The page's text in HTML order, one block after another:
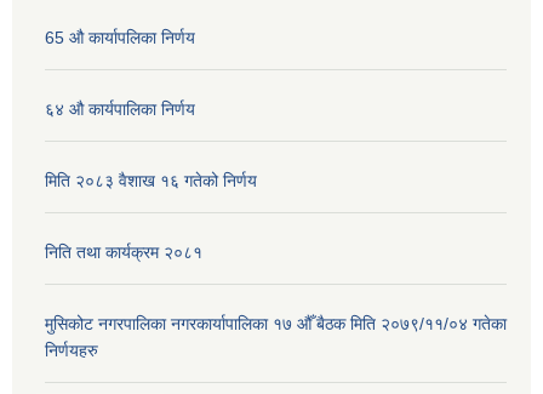
65 औ कार्यापलिका निर्णय
६४ औ कार्यपालिका निर्णय
मिति २०८३ वैशाख १६ गतेको निर्णय
निति तथा कार्यक्रम २०८१
मुसिकोट नगरपालिका नगरकार्यापालिका १७ औँ बैठक मिति २०७९/११/०४ गतेका
निर्णयहरु